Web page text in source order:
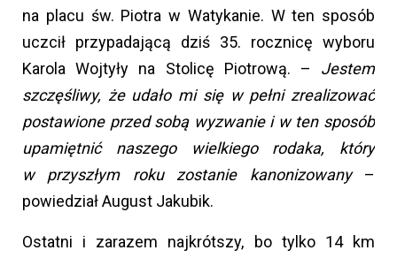
na placu św. Piotra w Watykanie. W ten sposób
uczcił przypadającą dziś 35. rocznicę wyboru
Karola Wojtyły na Stolicę Piotrową. – Jestem
szczęśliwy, że udało mi się w pełni zrealizować
postawione przed sobą wyzwanie i w ten sposób
upamiętnić naszego wielkiego rodaka, który
w przyszłym roku zostanie kanonizowany–
powiedział August Jakubik.
Ostatni i zarazem najkrótszy, bo tylko 14 km